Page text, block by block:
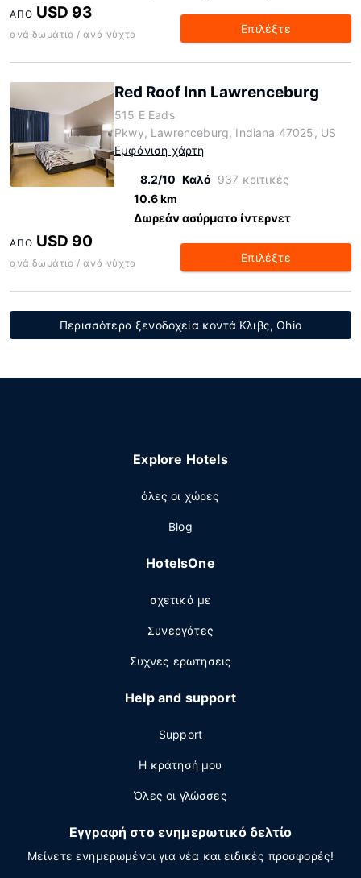
ΑΠΌ USD 93
ανά δωμάτιο / ανά νύχτα Επιλέξτε
Red Roof Inn Lawrenceburg
515 E Eads
Pkwy, Lawrenceburg, Indiana 47025, US
Εμφάνιση χάρτη
8.2/10 Καλό 937 κριτικές
10.6 km
Δωρεάν ασύρματο ίντερνετ
ΑΠΌ USD 90
ανά δωμάτιο / ανά νύχτα Επιλέξτε
Περισσότερα ξενοδοχεία κοντά Κλιβς, Ohio
Explore Hotels
όλες οι χώρες
Blog
HotelsOne
σχετικά με
Συνεργάτες
Συχνες ερωτησεις
Help and support
Support
Η κράτησή μου
Όλες οι γλώσσες
Εγγραφή στο ενημερωτικό δελτίο
Μείνετε ενημερωμένοι για νέα και ειδικές προσφορές!